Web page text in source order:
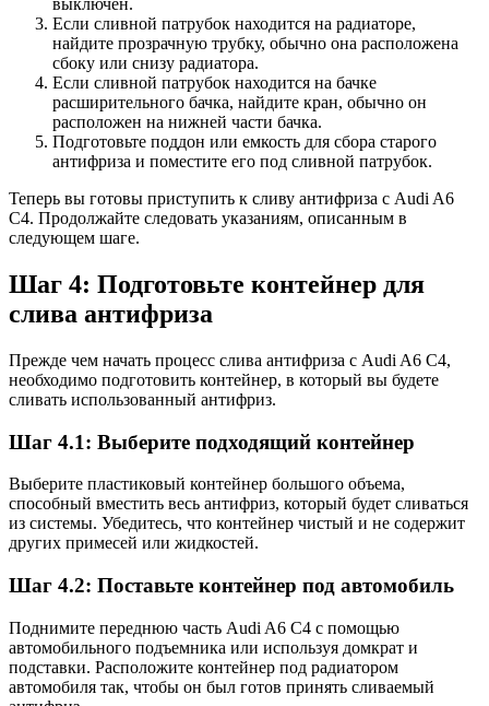
выключен.
Если сливной патрубок находится на радиаторе,
найдите прозрачную трубку, обычно она расположена
сбоку или снизу радиатора.
Если сливной патрубок находится на бачке
расширительного бачка, найдите кран, обычно он
расположен на нижней части бачка.
Подготовьте поддон или емкость для сбора старого
антифриза и поместите его под сливной патрубок.
Теперь вы готовы приступить к сливу антифриза с Audi A6
C4. Продолжайте следовать указаниям, описанным в
следующем шаге.
Шаг 4: Подготовьте контейнер для
слива антифриза
Прежде чем начать процесс слива антифриза с Audi A6 C4,
необходимо подготовить контейнер, в который вы будете
сливать использованный антифриз.
Шаг 4.1: Выберите подходящий контейнер
Выберите пластиковый контейнер большого объема,
способный вместить весь антифриз, который будет сливаться
из системы. Убедитесь, что контейнер чистый и не содержит
других примесей или жидкостей.
Шаг 4.2: Поставьте контейнер под автомобиль
Поднимите переднюю часть Audi A6 C4 с помощью
автомобильного подъемника или используя домкрат и
подставки. Расположите контейнер под радиатором
автомобиля так, чтобы он был готов принять сливаемый